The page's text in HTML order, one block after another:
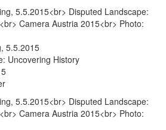
5.5.2015
Uncovering History